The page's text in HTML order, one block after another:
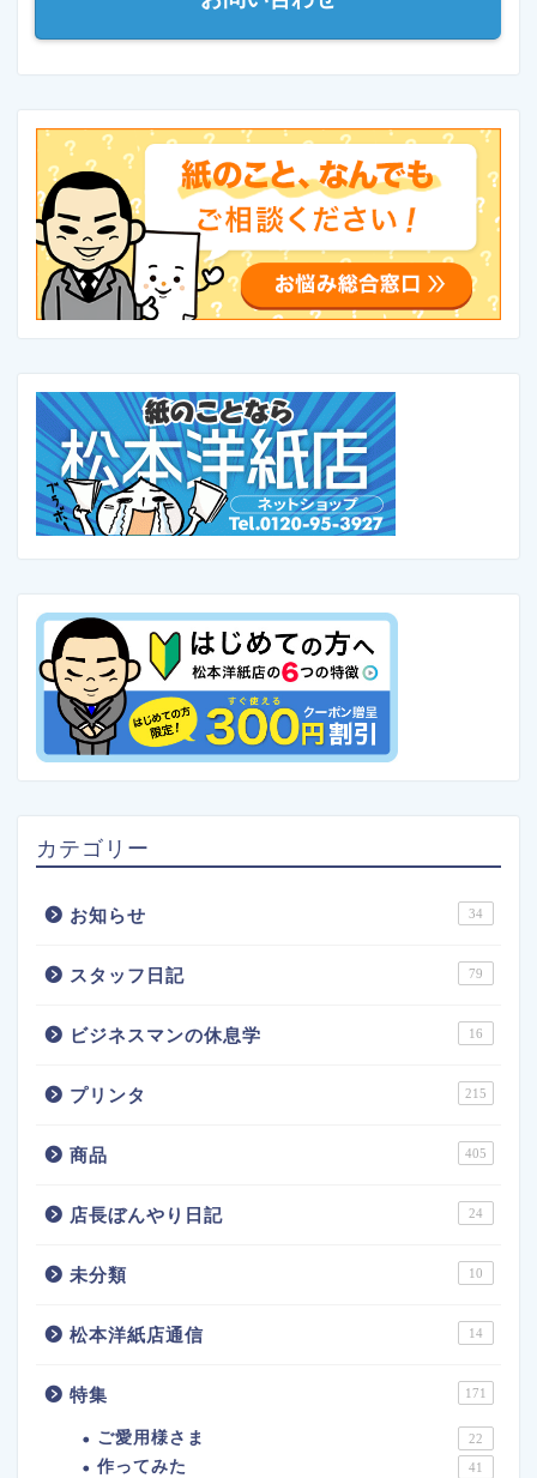
カテゴリー
お知らせ 34
スタッフ日記 79
ビジネスマンの休息学 16
プリンタ 215
商品 405
店長ぼんやり日記 24
未分類 10
松本洋紙店通信 14
特集 171
ご愛用様さま 22
作ってみた 41